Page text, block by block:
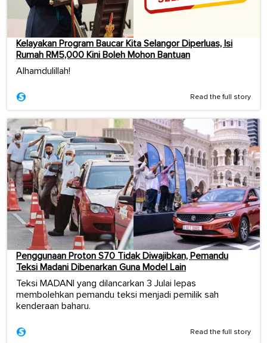
Kelayakan Program Baucar Kita Selangor Diperluas, Isi
Rumah RM5,000 Kini Boleh Mohon Bantuan
Alhamdulillah!
Read the full story
Penggunaan Proton S70 Tidak Diwajibkan, Pemandu
Teksi Madani Dibenarkan Guna Model Lain
Teksi MADANI yang dilancarkan 3 Julai lepas
membolehkan pemandu teksi menjadi pemilik sah
kenderaan baharu.
Read the full story